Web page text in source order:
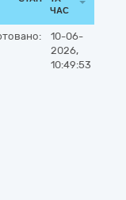
ЧАС
10-06-
2026,
10:49:53